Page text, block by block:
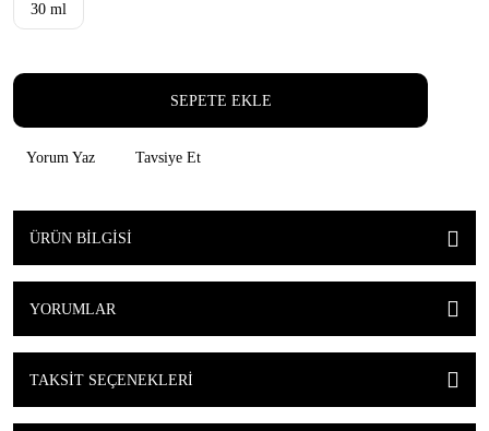
30 ml
SEPETE EKLE
Yorum Yaz Tavsiye Et
ÜRÜN BILGISI
YORUMLAR
TAKSIT SEÇENEKLERI